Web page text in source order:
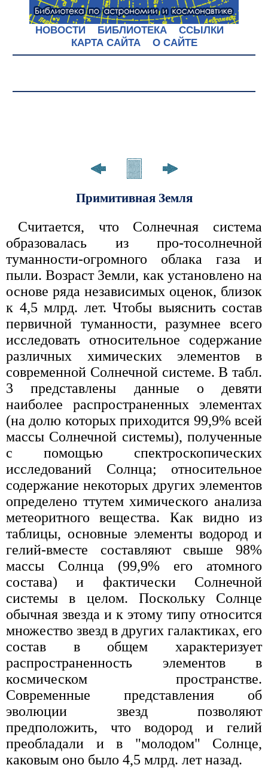
НОВОСТИ БИБЛИОТЕКА
ССЫЛКИ
КАРТА САЙТА
О САЙТЕ
Примитивная Земля
Считается, что Солнечная система
образовалась из про-тосолнечной
туманности-огромного облака газа и
пыли. Возраст Земли, как установлено на
основе ряда независимых оценок, близок
к 4,5 млрд. лет. Чтобы выяснить состав
первичной туманности, разумнее всего
исследовать относительное содержание
различных химических элементов в
современной Солнечной системе. В табл.
3 представлены данные о девяти
наиболее распространенных элементах
(на долю которых приходится 99,9% всей
массы Солнечной системы), полученные
с помощью спектроскопических
исследований Солнца; относительное
содержание некоторых других элементов
определено ттутем химического анализа
метеоритного вещества. Как видно из
таблицы, основные элементы водород и
гелий-вместе составляют свыше 98%
массы Солнца (99,9% его атомного
состава) и фактически Солнечной
системы в целом. Поскольку Солнце
обычная звезда и к этому типу относится
множество звезд в других галактиках, его
состав в общем характеризует
распространенность элементов в
космическом пространстве.
Современные представления об
эволюции звезд позволяют
предположить, что водород и гелий
преобладали и в "молодом" Солнце,
каковым оно было 4,5 млрд. лет назад.